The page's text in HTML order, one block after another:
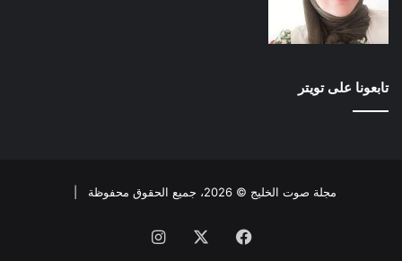
تابعونا على تويتر
مجلة صوت الخليج © 2026، جميع الحقوق محفوظة |
فيسبوك انستقرام